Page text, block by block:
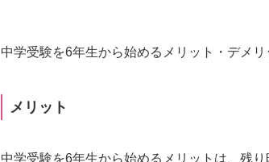
中学受験を6年生から始めるメリット・デメリ
メリット
中学受験を6年生から始めるメリットは、残